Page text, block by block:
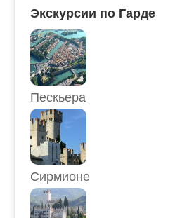
Экскурсии по Гарде
Пескьера
Сирмионе